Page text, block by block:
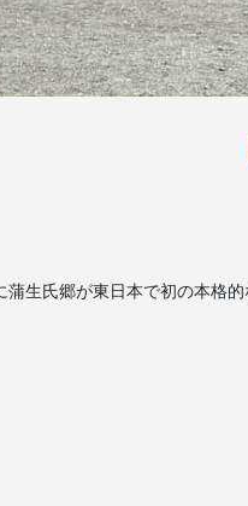
生氏郷が東日本で初の本格